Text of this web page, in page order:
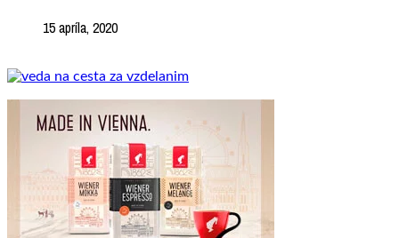
15 apríla, 2020